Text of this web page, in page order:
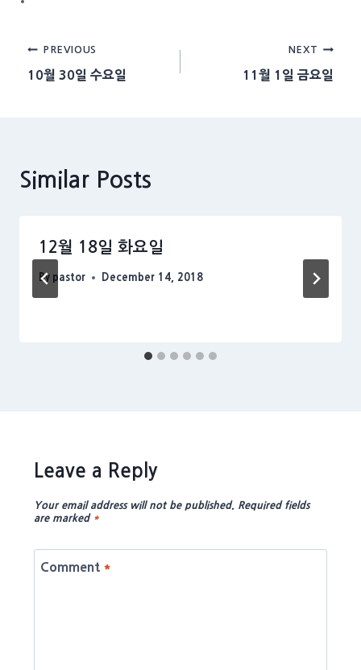
Post
navigation
PREVIOUS
10월 30일 수요일
NEXT
11월 1일 금요일
Similar Posts
12월 18일 화요일
By pastor December 14, 2018
Leave a Reply
Your email address will not be published. Required fields
are marked *
Comment *